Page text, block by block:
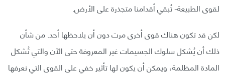
لقوى الطبيعة- تُبقي أقدامنا متجذرة على الأرض.
لكن قد تكون هناك قوى أخرى مرت دون أن يلاحظها أحد. من شأن
ذلك أن يُشكل سلوك الجسيمات غير المعروفة حتى الآن والتي تُشكل
المادة المظلمة، ويمكن أن يكون لها تأثير خفي على القوى التي نعرفها